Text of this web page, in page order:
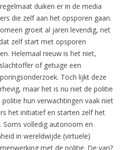
duiken er in de media
die zelf aan het opsporen gaan.
groeit al jaren levendig, net
zelf start met opsporen
Helemaal nieuw is het niet,
of getuige een
Toch lijkt deze
maar het is nu niet de politie
hun verwachtingen vaak niet
het initiatief en starten zelf het
Soms volledig autonoom en
in wereldwijde (virtuele)
met de politie. De vari?